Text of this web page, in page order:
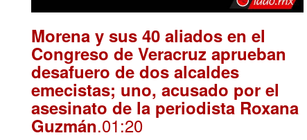
Morena y sus 40 aliados en el
Congreso de Veracruz aprueban
desafuero de dos alcaldes
emecistas; uno, acusado por el
asesinato de la periodista Roxana
Guzmán.01:20